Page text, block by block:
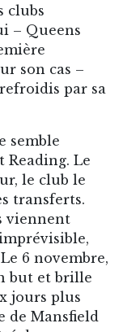
le club le
transferts.
6 novembre,
but et brille
Mansfield
de son
il est
fait rare pour
présents
que
après la
là, Robin
banale : il